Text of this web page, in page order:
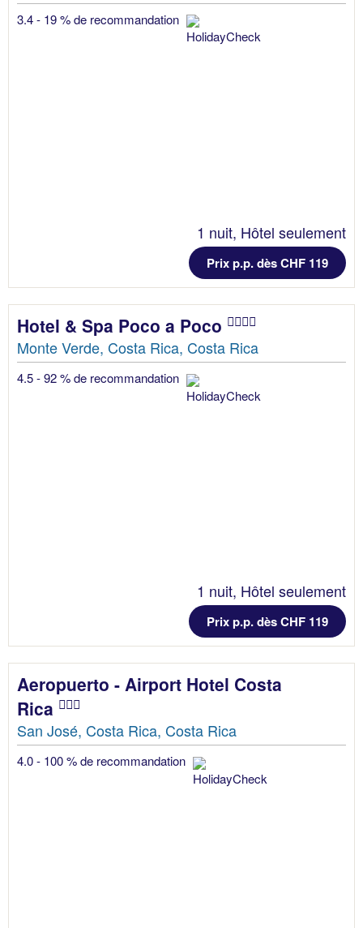
3.4 - 19 % de recommandation
1 nuit, Hôtel seulement
Prix p.p. dès CHF 119
Hotel & Spa Poco a Poco
Monte Verde, Costa Rica, Costa Rica
4.5 - 92 % de recommandation
1 nuit, Hôtel seulement
Prix p.p. dès CHF 119
Aeropuerto - Airport Hotel Costa
Rica
San José, Costa Rica, Costa Rica
4.0 - 100 % de recommandation